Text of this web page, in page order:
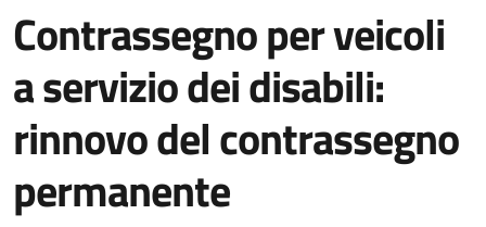
Contrassegno per veicoli
a servizio dei disabili:
rinnovo del contrassegno
permanente